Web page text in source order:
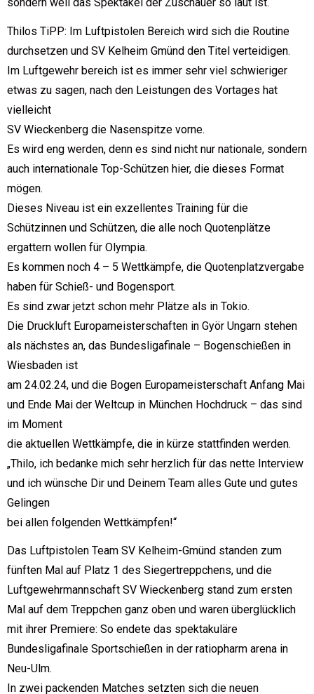
Thilos TiPP: Im Luftpistolen Bereich wird sich die Routine
durchsetzen und SV Kelheim Gmünd den Titel verteidigen.
Im Luftgewehr bereich ist es immer sehr viel schwieriger
etwas zu sagen, nach den Leistungen des Vortages hat
vielleicht
SV Wieckenberg die Nasenspitze vorne.
Es wird eng werden, denn es sind nicht nur nationale, sondern
auch internationale Top-Schützen hier, die dieses Format
mögen.
Dieses Niveau ist ein exzellentes Training für die
Schützinnen und Schützen, die alle noch Quotenplätze
ergattern wollen für Olympia.
Es kommen noch 4 – 5 Wettkämpfe, die Quotenplatzvergabe
haben für Schieß- und Bogensport.
Es sind zwar jetzt schon mehr Plätze als in Tokio.
Die Druckluft Europameisterschaften in Györ Ungarn stehen
als nächstes an, das Bundesligafinale – Bogenschießen in
Wiesbaden ist
am 24.02.24, und die Bogen Europameisterschaft Anfang Mai
und Ende Mai der Weltcup in München Hochdruck – das sind
im Moment
die aktuellen Wettkämpfe, die in kürze stattfinden werden.
„Thilo, ich bedanke mich sehr herzlich für das nette Interview
und ich wünsche Dir und Deinem Team alles Gute und gutes
Gelingen
bei allen folgenden Wettkämpfen!“
Das Luftpistolen Team SV Kelheim-Gmünd standen zum
fünften Mal auf Platz 1 des Siegertreppchens, und die
Luftgewehrmannschaft SV Wieckenberg stand zum ersten
Mal auf dem Treppchen ganz oben und waren überglücklich
mit ihrer Premiere: So endete das spektakuläre
Bundesligafinale Sportschießen in der ratiopharm arena in
Neu-Ulm.
In zwei packenden Matches setzten sich die neuen